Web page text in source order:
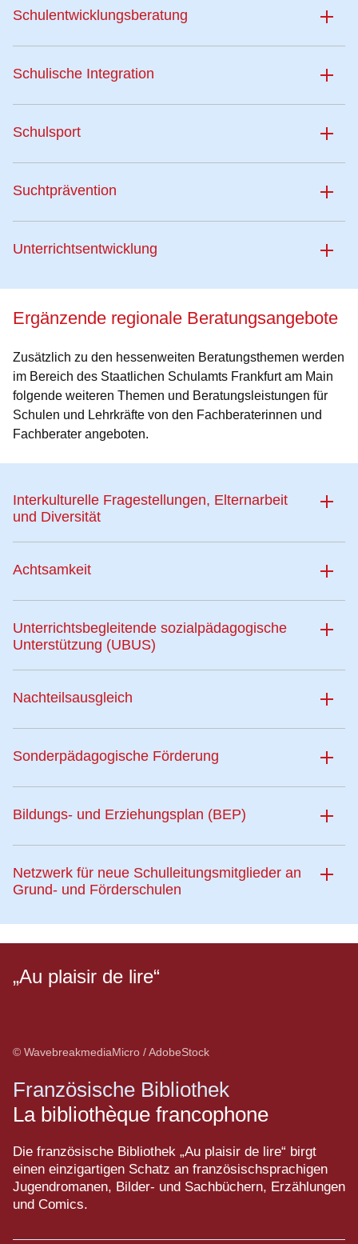
Schulentwicklungsberatung
Schulische Integration
Schulsport
Suchtprävention
Unterrichtsentwicklung
Ergänzende regionale Beratungsangebote
Zusätzlich zu den hessenweiten Beratungsthemen werden
im Bereich des Staatlichen Schulamts Frankfurt am Main
folgende weiteren Themen und Beratungsleistungen für
Schulen und Lehrkräfte von den Fachberaterinnen und
Fachberater angeboten.
Interkulturelle Fragestellungen, Elternarbeit
und Diversität
Achtsamkeit
Unterrichtsbegleitende sozialpädagogische
Unterstützung (UBUS)
Nachteilsausgleich
Sonderpädagogische Förderung
Bildungs- und Erziehungsplan (BEP)
Netzwerk für neue Schulleitungsmitglieder an
Grund- und Förderschulen
„Au plaisir de lire“
© WavebreakmediaMicro / AdobeStock
Französische Bibliothek
La bibliothèque francophone
Die französische Bibliothek „Au plaisir de lire“ birgt
einen einzigartigen Schatz an französischsprachigen
Jugendromanen, Bilder- und Sachbüchern, Erzählungen
und Comics.